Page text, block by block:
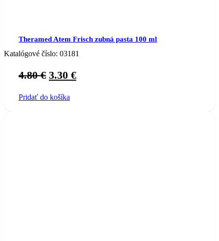
Theramed Atem Frisch zubná pasta 100 ml
Katalógové číslo: 03181
4.80€ Original
was:
3.30 €Current
Pridať do košíka